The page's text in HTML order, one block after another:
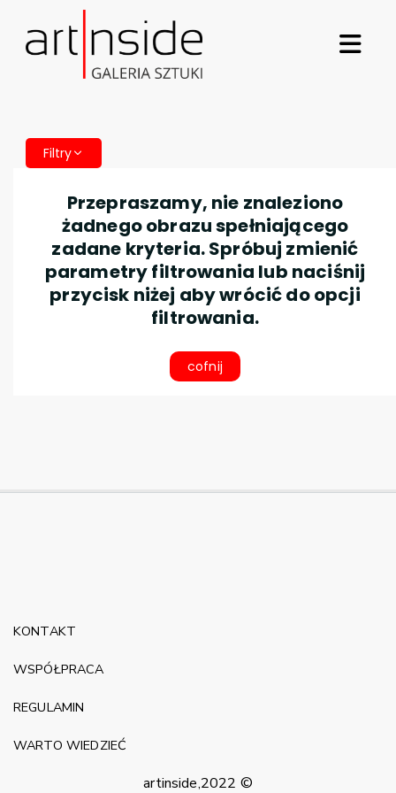
Filtry
Przepraszamy, nie znaleziono
żadnego obrazu spełniającego
zadane kryteria. Spróbuj zmienić
parametry filtrowania lub naciśnij
przycisk niżej aby wrócić do opcji
filtrowania.
cofnij
artinside,2022 ©
KONTAKT
WSPÓŁPRACA
REGULAMIN
WARTO WIEDZIEĆ